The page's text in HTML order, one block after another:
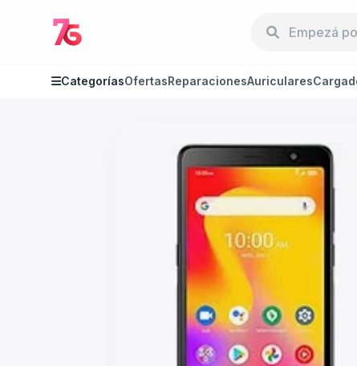
CategoríasOfertasReparacionesAuriculares